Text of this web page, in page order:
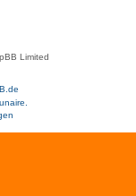
Limited